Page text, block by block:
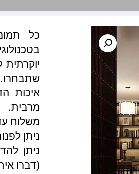
כל
שתבחרו.
מרבית.
משלוח עד 14 ימי עסקים (איסוף עצמי 3 ימי
ניתן
ניתן
(דברו